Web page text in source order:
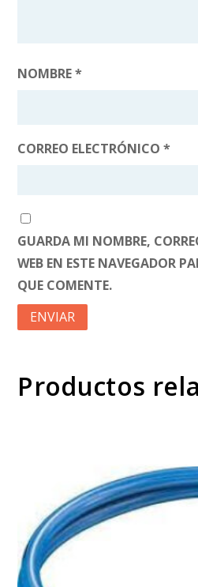
NOMBRE*
CORREO ELECTRÓNICO*
GUARDA MI NOMBRE,
WEB EN ESTE NAVEGADOR
QUE COMENTE.
Productos